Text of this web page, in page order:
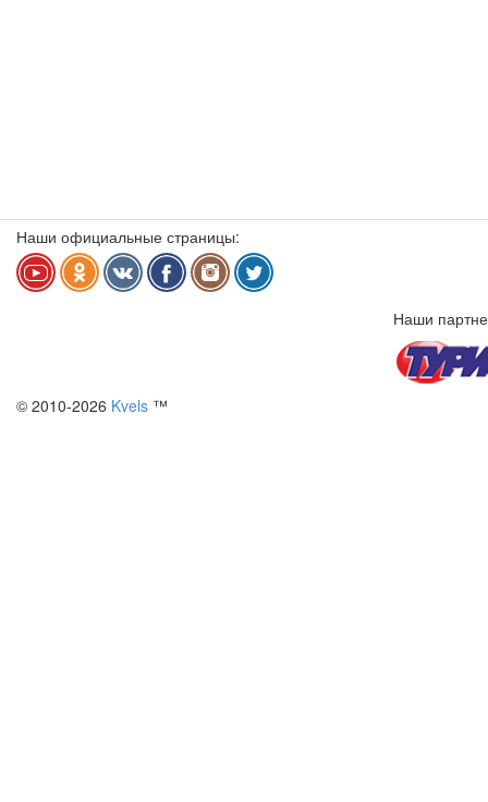
Наши официальные страницы:
Наши
© 2010-2026 Kvels ™